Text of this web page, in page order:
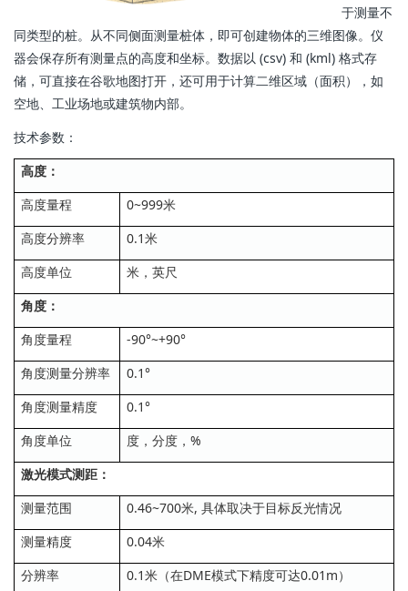
于测量不
同类型的桩。从不同侧面测量桩体，即可创建物体的三维图像。仪
器会保存所有测量点的高度和坐标。数据以 (csv) 和 (kml) 格式存
储，可直接在谷歌地图打开，还可用于计算二维区域（面积），如
空地、工业场地或建筑物内部。
技术参数：
高度：
高度量程
0~999米
高度分辨率
0.1米
高度单位
米，英尺
角度：
角度量程
-90°~+90°
角度测量分辨率
0.1°
角度测量精度
0.1°
角度单位
度，分度，%
激光模式测距：
测量范围
0.46~700米, 具体取决于目标反光情况
测量精度
0.04米
分辨率
0.1米（在DME模式下精度可达0.01m）